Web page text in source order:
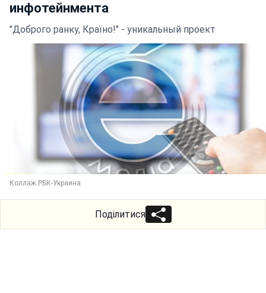
инфотейнмента
"Доброго ранку, Країно!" - уникальный проект
Коллаж РБК-Украина
Поділитися